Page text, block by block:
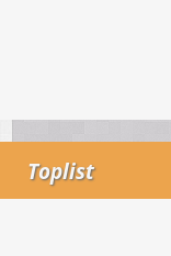
Toplist